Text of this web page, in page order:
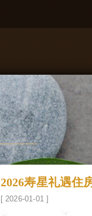
2026寿星礼遇住
[ 2026-01-01 ]